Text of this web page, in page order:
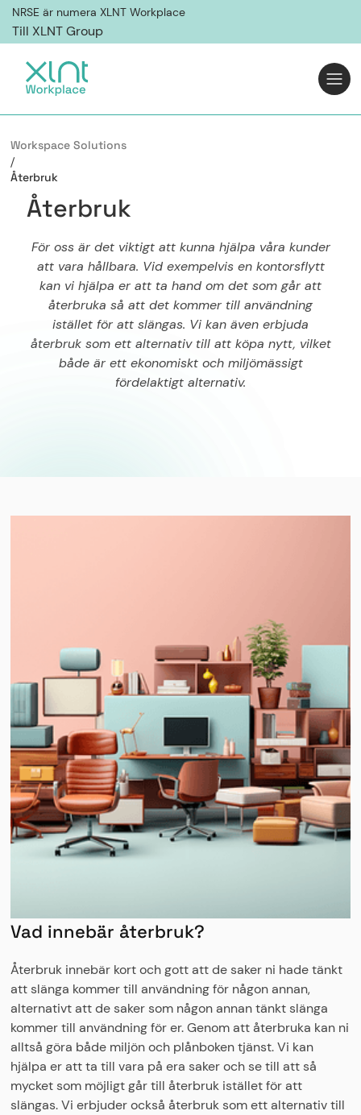
NRSE är numera XLNT Workplace
Till XLNT Group
Workspace Solutions
/
Återbruk
Återbruk
För oss är det viktigt att kunna hjälpa våra kunder
att vara hållbara. Vid exempelvis en kontorsflytt
kan vi hjälpa er att ta hand om det som går att
återbruka så att det kommer till användning
istället för att slängas. Vi kan även erbjuda
återbruk som ett alternativ till att köpa nytt, vilket
både är ett ekonomiskt och miljömässigt
fördelaktigt alternativ.
Vad innebär återbruk?
Återbruk innebär kort och gott att de saker ni hade tänkt
att slänga kommer till användning för någon annan,
alternativt att de saker som någon annan tänkt slänga
kommer till användning för er. Genom att återbruka kan ni
alltså göra både miljön och plånboken tjänst. Vi kan
hjälpa er att ta till vara på era saker och se till att så
mycket som möjligt går till återbruk istället för att
slängas. Vi erbjuder också återbruk som ett alternativ till